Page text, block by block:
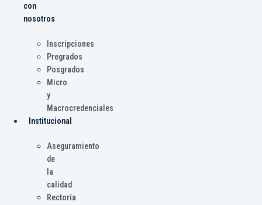
con
nosotros
Inscripciones
Pregrados
Posgrados
Micro
y
Macrocredenciales
Institucional
Aseguramiento
de
la
calidad
Rectoría